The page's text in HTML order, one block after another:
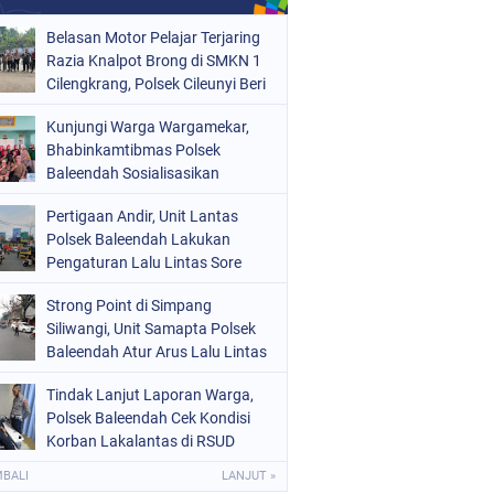
Belasan Motor Pelajar Terjaring
Razia Knalpot Brong di SMKN 1
Cilengkrang, Polsek Cileunyi Beri
Keselamatan Berkendara
Kunjungi Warga Wargamekar,
Bhabinkamtibmas Polsek
Baleendah Sosialisasikan
Pertigaan Andir, Unit Lantas
Polsek Baleendah Lakukan
Pengaturan Lalu Lintas Sore
Strong Point di Simpang
Siliwangi, Unit Samapta Polsek
Baleendah Atur Arus Lalu Lintas
Tindak Lanjut Laporan Warga,
Polsek Baleendah Cek Kondisi
Korban Lakalantas di RSUD
LANJUT »